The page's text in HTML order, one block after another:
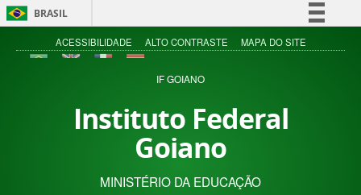
BRASIL
Simplifique!
Acesso à informação
ACESSIBILIDADE ALTO CONTRASTE MAPA DO SITE
IF GOIANO
Instituto Federal
Goiano
MINISTÉRIO DA EDUCAÇÃO